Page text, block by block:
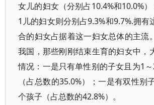
女儿的妇女（分别占10.4%和10.0%
1儿的妇女则分别占9.3%和9.7%.拥有
合的妇女占据着这一妇女总体的主流
我国，那些刚刚结束生育的妇女中，
情况：一是只有单性别的子女且为1
（占总数的35.0%）；一是有双性别
个孩子（占总数的42.8%）。